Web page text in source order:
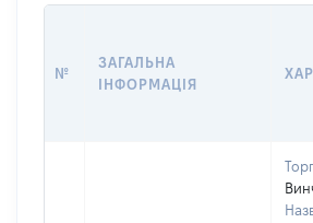
№
ЗАГАЛЬНА
ІНФОРМАЦІЯ